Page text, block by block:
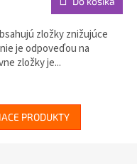
zložky znižujúce
je odpoveďou na
zložky je...
PRODUKTY